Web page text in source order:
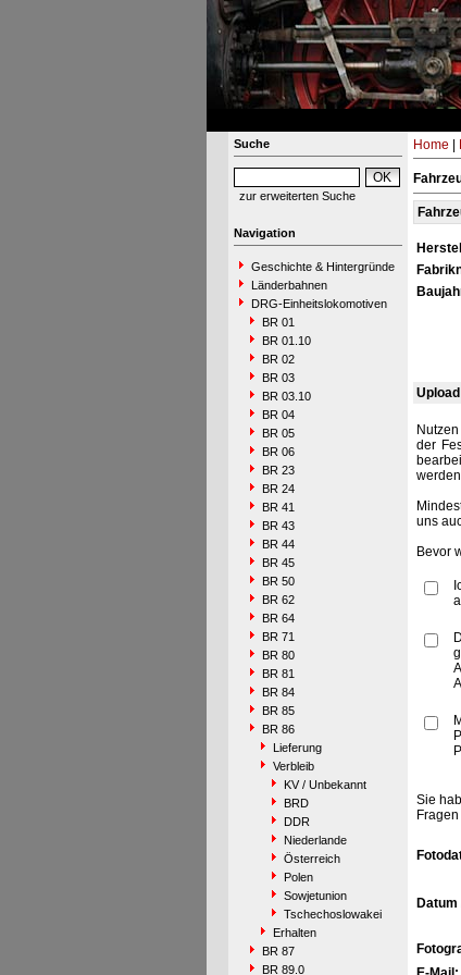
Suche
zur erweiterten Suche
Navigation
Geschichte & Hintergründe
Länderbahnen
DRG-Einheitslokomotiven
BR 01
BR 01.10
BR 02
BR 03
BR 03.10
BR 04
BR 05
BR 06
BR 23
BR 24
BR 41
BR 43
BR 44
BR 45
BR 50
BR 62
BR 64
BR 71
BR 80
BR 81
BR 84
BR 85
BR 86
Lieferung
Verbleib
KV / Unbekannt
BRD
DDR
Niederlande
Österreich
Polen
Sowjetunion
Tschechoslowakei
Erhalten
BR 87
BR 89.0
Home
der
uns
Bevor
Sie
Datum